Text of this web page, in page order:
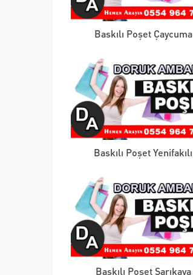
Baskılı Poşet Çaycuma
Baskılı Poşet Yenifakılı
Baskılı Poşet Sarıkaya